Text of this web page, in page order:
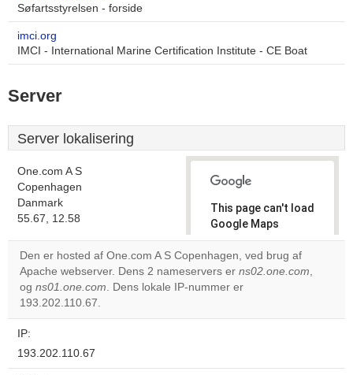
Søfartsstyrelsen - forside
imci.org
IMCI - International Marine Certification Institute - CE Boat
Server
Server lokalisering
One.com A S
Copenhagen
Danmark
55.67, 12.58
This page can't load
Google Maps
correctly.
Do you
own this
Den er hosted af One.com A S Copenhagen, ved brug af
Apache webserver. Dens 2 nameservers er ns02.one.com,
og ns01.one.com. Dens lokale IP-nummer er
193.202.110.67.
IP:
193.202.110.67